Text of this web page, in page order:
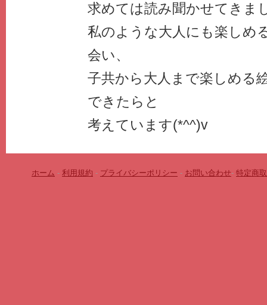
求めては読み聞かせてきま
私のような大人にも楽しめ
会い、
子共から大人まで楽しめる
できたらと
考えています(*^^)v
ホーム - 利用規約 - プライバシーポリシー - お問い合わせ- 特定商